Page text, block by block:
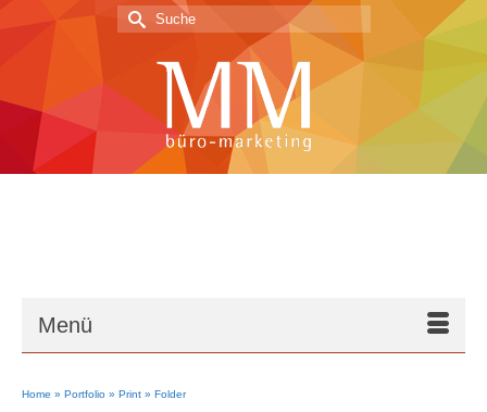
Suche
nach:
Menü
Home » Portfolio » Print » Folder